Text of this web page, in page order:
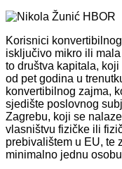
Korisnici
isključivo mikro ili
to društva kapitala,
od pet godina u
konvertibilnog zajma,
sjedište poslovnog
Zagrebu, koji se
vlasništvu fizičke ili
prebivalištem u EU, te
minimalno jednu